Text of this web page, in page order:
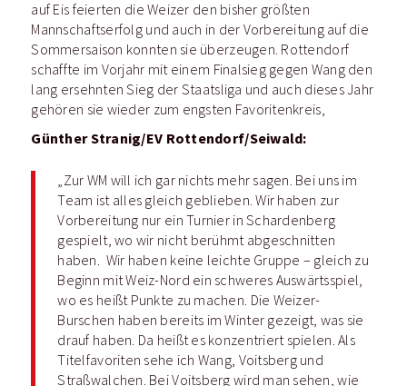
auf Eis feierten die Weizer den bisher größten
Mannschaftserfolg und auch in der Vorbereitung auf die
Sommersaison konnten sie überzeugen. Rottendorf
schaffte im Vorjahr mit einem Finalsieg gegen Wang den
lang ersehnten Sieg der Staatsliga und auch dieses Jahr
gehören sie wieder zum engsten Favoritenkreis,
Günther Stranig/EV Rottendorf/Seiwald:
„Zur WM will ich gar nichts mehr sagen. Bei uns im
Team ist alles gleich geblieben. Wir haben zur
Vorbereitung nur ein Turnier in Schardenberg
gespielt, wo wir nicht berühmt abgeschnitten
haben. Wir haben keine leichte Gruppe – gleich zu
Beginn mit Weiz-Nord ein schweres Auswärtsspiel,
wo es heißt Punkte zu machen. Die Weizer-
Burschen haben bereits im Winter gezeigt, was sie
drauf haben. Da heißt es konzentriert spielen. Als
Titelfavoriten sehe ich Wang, Voitsberg und
Straßwalchen. Bei Voitsberg wird man sehen, wie